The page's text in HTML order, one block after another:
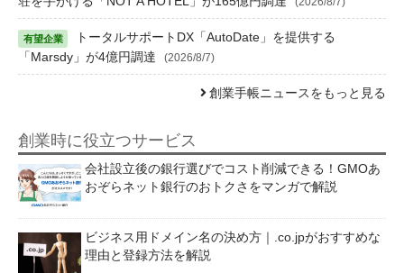
トータルサポートDX「AutoDate」を提供する
「Marsdy」が4億円調達
(2026/8/7)
創業手帳ニュースをもっと見る
創業時に役立つサービス
会社設立後の銀行選びでコスト削減できる！GMOあ
おぞらネット銀行のおトクさをマンガで解説
ビジネス用ドメイン名の決め方｜.co.jpがおすすめな
理由と登録方法を解説